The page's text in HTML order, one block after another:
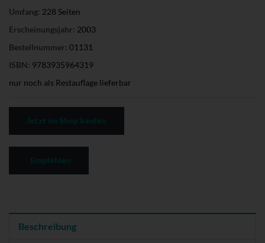
Umfang: 228 Seiten
Erscheinungsjahr: 2003
Bestellnummer: 01131
ISBN: 9783935964319
nur noch als Restauflage lieferbar
Beschreibung